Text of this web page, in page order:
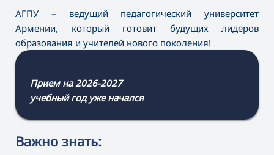
АГПУ – ведущий педагогический университет
Армении, который готовит будущих лидеров
образования и учителей нового поколения!
Прием на 2026-2027
учебный год уже начался
Важно знать: